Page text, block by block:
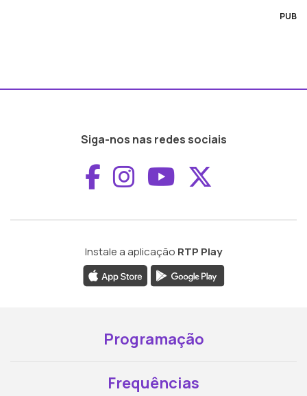
PUB
Siga-nos nas redes sociais
Aceder ao
Aceder ao
Aceder ao
Instale a aplicação RTP Play
Programação
Frequências